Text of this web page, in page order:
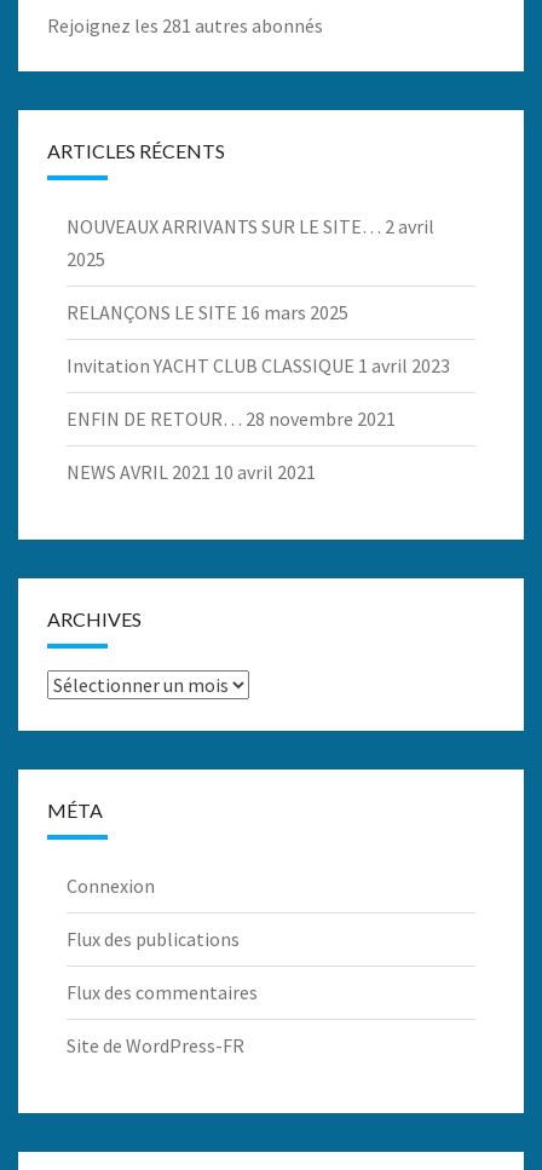
Rejoignez les 281 autres abonnés
ARTICLES RÉCENTS
NOUVEAUX ARRIVANTS SUR LE SITE… 2 avril
2025
RELANÇONS LE SITE 16 mars 2025
Invitation YACHT CLUB CLASSIQUE 1 avril 2023
ENFIN DE RETOUR… 28 novembre 2021
NEWS AVRIL 2021 10 avril 2021
ARCHIVES
Archives
MÉTA
Connexion
Flux des publications
Flux des commentaires
Site de WordPress-FR